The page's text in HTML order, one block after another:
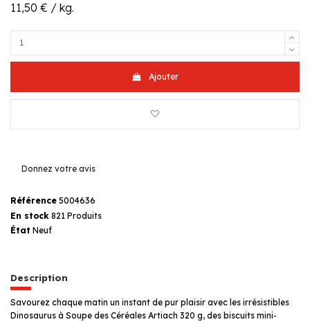
11,50 € / kg.
Ajouter
Donnez votre avis
Référence 5004636
En stock 821 Produits
État Neuf
Description
Savourez chaque matin un instant de pur plaisir avec les irrésistibles
Dinosaurus à Soupe des Céréales Artiach 320 g, des biscuits mini-